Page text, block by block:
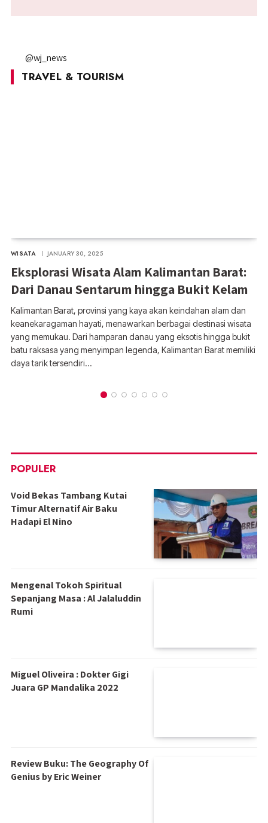
@wj_news
TRAVEL & TOURISM
WISATA JANUARY 30, 2025
Eksplorasi Wisata Alam Kalimantan Barat:
Dari Danau Sentarum hingga Bukit Kelam
Kalimantan Barat, provinsi yang kaya akan keindahan alam dan
keanekaragaman hayati, menawarkan berbagai destinasi wisata
yang memukau. Dari hamparan danau yang eksotis hingga bukit
batu raksasa yang menyimpan legenda, Kalimantan Barat memiliki
daya tarik tersendiri…
POPULER
Void Bekas Tambang Kutai
Timur Alternatif Air Baku
Hadapi El Nino
Mengenal Tokoh Spiritual
Sepanjang Masa : Al Jalaluddin
Rumi
Miguel Oliveira : Dokter Gigi
Juara GP Mandalika 2022
Review Buku: The Geography Of
Genius by Eric Weiner